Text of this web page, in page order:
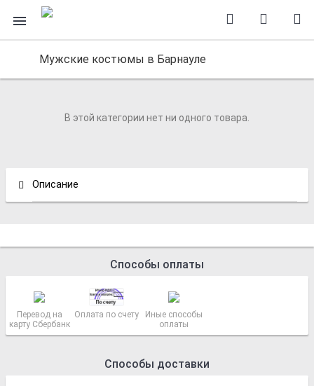
Мужские костюмы в Барнауле
В этой категории нет ни одного товара.
Описание
Способы оплаты
Перевод на
карту Сбербанк
Оплата по счету
Иные способы
оплаты
Способы доставки